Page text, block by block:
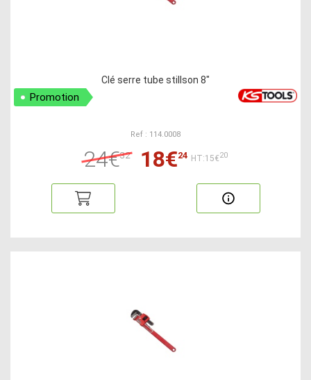
Clé serre tube stillson 8"
Promotion
Ref : 114.0008
24€32 18€24 HT:15€20